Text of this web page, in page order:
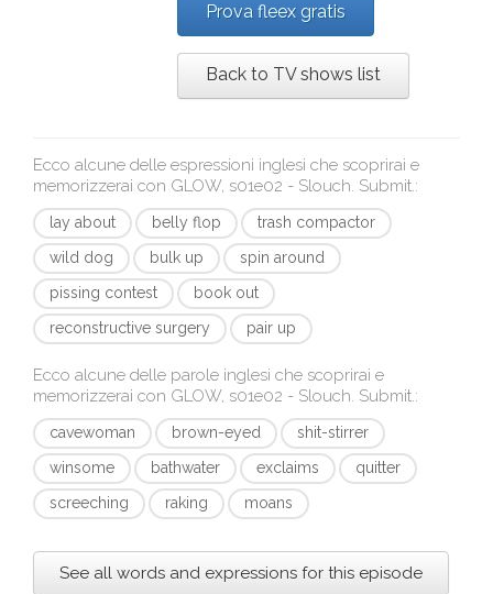
Prova fleex gratis
Back to TV shows list
Ecco alcune delle espressioni inglesi che scoprirai e
memorizzerai con GLOW, s01e02 - Slouch. Submit.:
lay about belly flop
trash compactor
wild dog
bulk up
spin around
pissing contest
book out
reconstructive surgery
pair up
Ecco alcune delle parole inglesi che scoprirai e
memorizzerai con GLOW, s01e02 - Slouch. Submit.:
cavewoman brown-eyed
shit-stirrer
winsome
bathwater exclaims
quitter
screeching
raking moans
See all words and expressions for this episode